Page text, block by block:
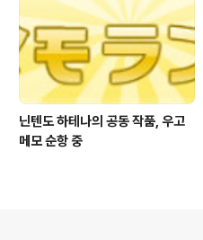
닌텐도 하테나의 공동 작품, 우고
메모 순항 중